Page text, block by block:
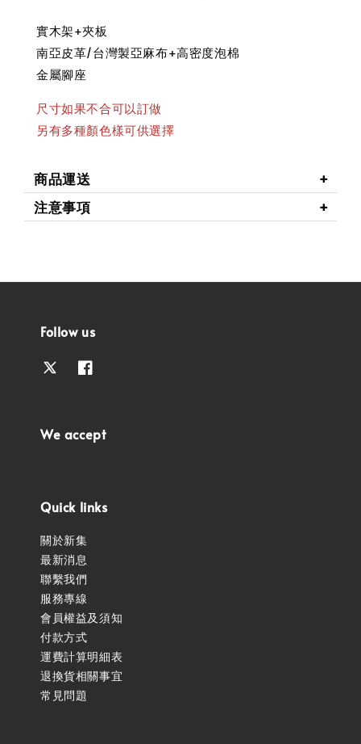
實木架+夾板
南亞皮革/台灣製亞麻布+高密度泡棉
金屬腳座
尺寸如果不合可以訂做
另有多種顏色樣可供選擇
商品運送
注意事項
Follow us
We accept
Quick links
關於新集
最新消息
聯繫我們
服務專線
會員權益及須知
付款方式
運費計算明細表
退換貨相關事宜
常見問題